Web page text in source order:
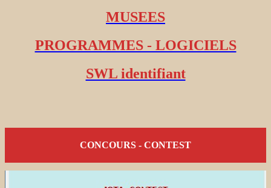
MUSEES
PROGRAMMES - LOGICIELS
SWL identifiant
CONCOURS - CONTEST